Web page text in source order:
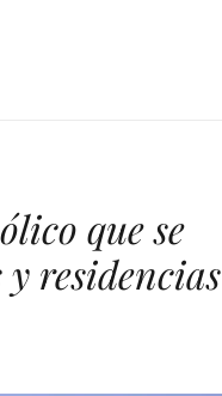
que se
residencias